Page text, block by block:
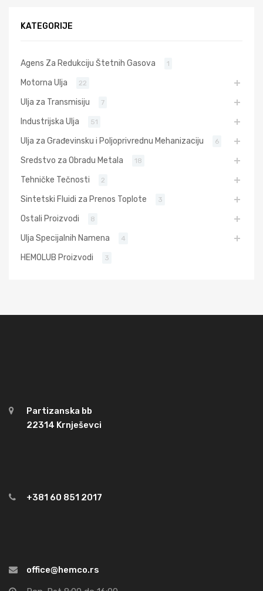
KATEGORIJE
Agens Za Redukciju Štetnih Gasova 1
Motorna Ulja 22
Ulja za Transmisiju 7
Industrijska Ulja 51
Ulja za Građevinsku i Poljoprivrednu Mehanizaciju 6
Sredstvo za Obradu Metala 18
Tehničke Tečnosti 2
Sintetski Fluidi za Prenos Toplote 3
Ostali Proizvodi 8
Ulja Specijalnih Namena 4
HEMOLUB Proizvodi 3
Partizanska bb
22314 Krnješevci
+381 60 851 2017
office@hemco.rs